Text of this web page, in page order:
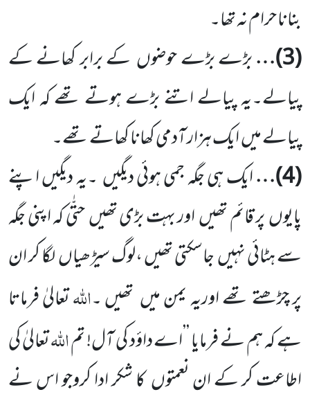
بنانا حرام نہ تھا۔
(
3
)…بڑے بڑے حوضوں کے برابر کھانے کے
پیالے۔یہ پیالے اتنے بڑے ہوتے تھے کہ ایک
پیالے میںایک ہزار آدمی کھانا کھاتے تھے۔
(
4
)…ایک ہی جگہ جمی ہوئی دیگیں ۔یہ دیگیں اپنے
پایوںپر قائم تھیںاور بہت بڑی تھیںحتّٰی کہ اپنی جگہ
سے ہٹائی نہیںجاسکتی تھیں ،لوگ سیڑھیاںلگا کر ان
پر چڑھتے تھے اوریہ یمن میں تھیں ۔اللہتعالیٰ فرماتا
ہے کہ ہم نے فرمایا ’’اے داؤد کی آل! تماللہتعالیٰ کی
اطاعت کر کے ان نعمتوںکا شکر ادا کروجو اس نے